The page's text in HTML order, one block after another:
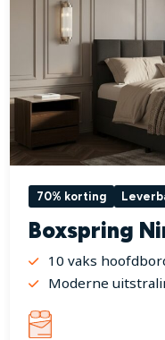
70% korting
Boxspring
10 vaks
Moderne